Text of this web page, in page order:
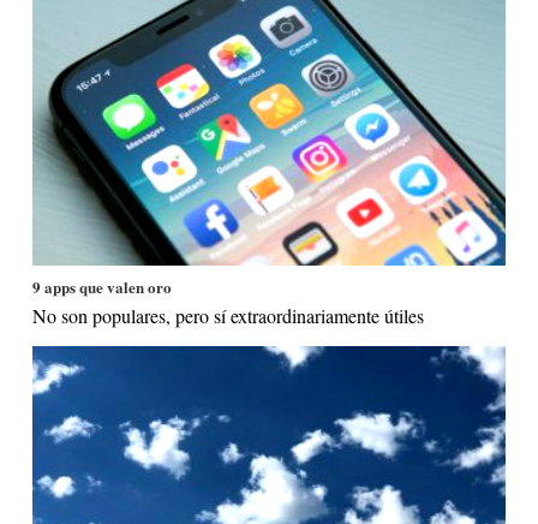
9 apps que valen oro
No son populares, pero sí extraordinariamente útiles